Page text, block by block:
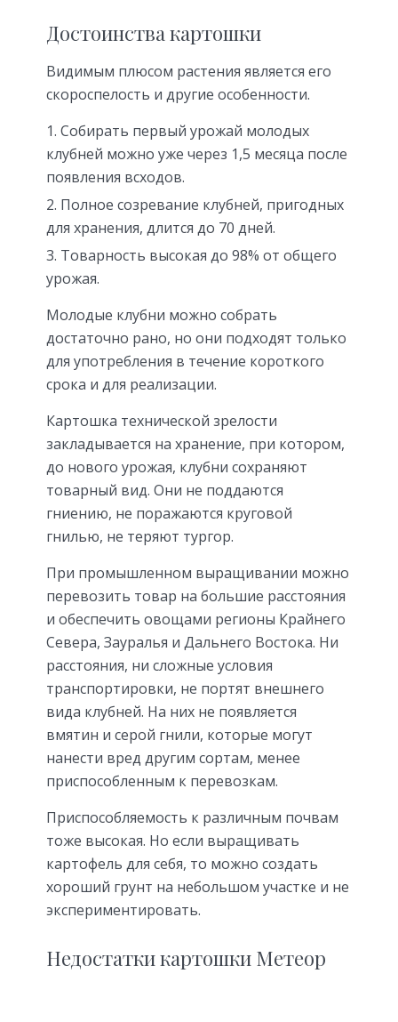
Достоинства картошки
Видимым плюсом растения является его
скороспелость и другие особенности.
Собирать первый урожай молодых
клубней можно уже через 1,5 месяца после
появления всходов.
Полное созревание клубней, пригодных
для хранения, длится до 70 дней.
Товарность высокая до 98% от общего
урожая.
Молодые клубни можно собрать
достаточно рано, но они подходят только
для употребления в течение короткого
срока и для реализации.
Картошка технической зрелости
закладывается на хранение, при котором,
до нового урожая, клубни сохраняют
товарный вид. Они не поддаются
гниению, не поражаются круговой
гнилью, не теряют тургор.
При промышленном выращивании можно
перевозить товар на большие расстояния
и обеспечить овощами регионы Крайнего
Севера, Зауралья и Дальнего Востока. Ни
расстояния, ни сложные условия
транспортировки, не портят внешнего
вида клубней. На них не появляется
вмятин и серой гнили, которые могут
нанести вред другим сортам, менее
приспособленным к перевозкам.
Приспособляемость к различным почвам
тоже высокая. Но если выращивать
картофель для себя, то можно создать
хороший грунт на небольшом участке и не
экспериментировать.
Недостатки картошки Метеор